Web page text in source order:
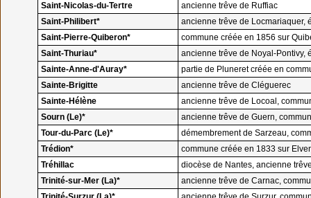
Saint-Nicolas-du-Tertre
ancienne trêve de Ruffiac
Saint-Philibert*
ancienne trêve de Locmariaquer,
Saint-Pierre-Quiberon*
commune créée en 1856 sur
Saint-Thuriau*
ancienne trêve de Noyal-Pontivy,
Sainte-Anne-d'Auray*
partie de Pluneret créée en
Sainte-Brigitte
ancienne trêve de Cléguerec
Sainte-Hélène
ancienne trêve de Locoal,
Sourn (Le)*
ancienne trêve de Guern,
Tour-du-Parc (Le)*
démembrement de Sarzeau,
Trédion*
commune créée en 1833 sur
Tréhillac
diocèse de Nantes, ancienne
Trinité-sur-Mer (La)*
ancienne trêve de Carnac,